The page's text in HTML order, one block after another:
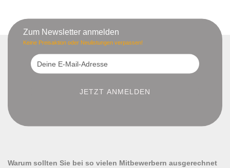
Zum Newsletter anmelden
Keine Preisaktion oder Neulistungen verpassen!
Warum sollten Sie bei so vielen Mitbewerbern ausgerechnet